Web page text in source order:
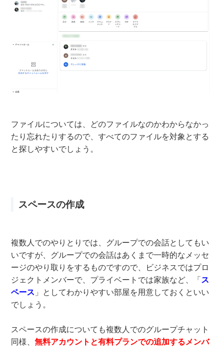
ファイルについては、どのファイルなのかわからなかっ
たり忘れたりするので、すべてのファイルを対象とする
と探しやすいでしょう。
スペースの作成
複数人でのやりとりでは、グループでの会話としてもい
いですが、グループでの会話はあくまで一時的なメッセ
ージのやり取りをするものですので、ビジネスではプロ
ジェクトメンバーで、プライベートでは家族など、「ス
ペース 」としてわかりやすい部屋を用意しておくといい
でしょう。
スペースの作成についても複数人でのグループチャット
同様、無料アカウントと有料プランでの追加するメンバ